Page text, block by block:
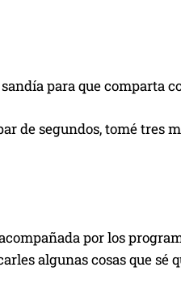
para que comparta
de segundos, tomé tres
por los
algunas cosas que sé